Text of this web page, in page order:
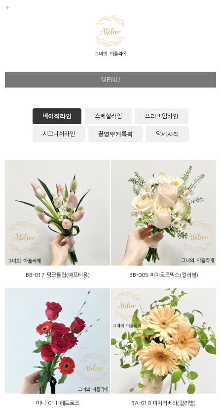
MENU
Flower Directing
Wedding Bouquet
Instagram
1:1 Kakao
베이직라인 스페셜라인 프리미엄라인
시그니처라인 촬영부케룩북 악세사리
BB-017 핑크튤립(애프터
용)
BB-017 핑크튤립(애프터용)
BB-005 피치로즈믹스(컬러
별)
BB-005 피치로즈믹스(컬러별)
미니-011 레드로즈
미니-011 레드로즈
BA-010 피치거베라(컬러
별)
BA-010 피치거베라(컬러별)